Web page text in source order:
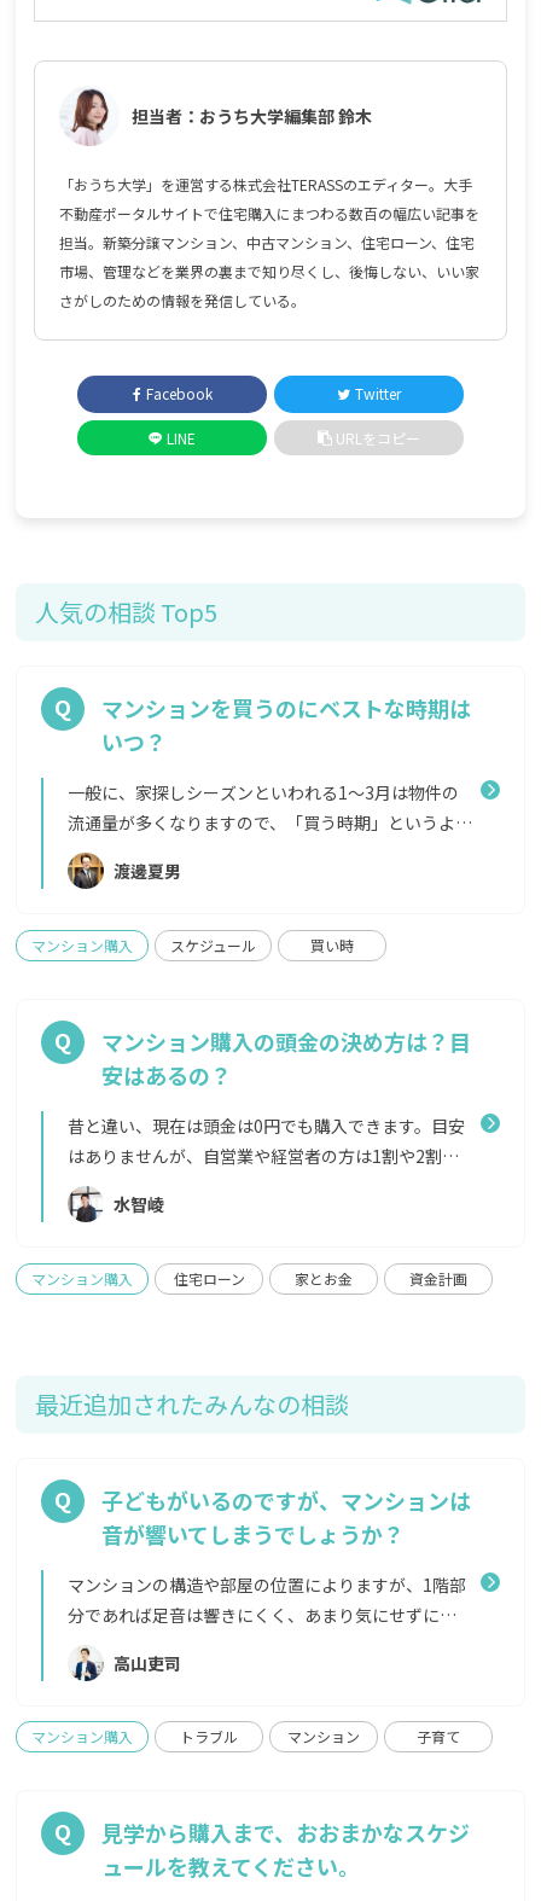
担当者：おうち大学編集部 鈴木
「おうち大学」を運営する株式会社TERASSのエディター。大手
不動産ポータルサイトで住宅購入にまつわる数百の幅広い記事を
担当。新築分譲マンション、中古マンション、住宅ローン、住宅
市場、管理などを業界の裏まで知り尽くし、後悔しない、いい家
さがしのための情報を発信している。
Facebook Twitter
LINE URLをコピー
人気の相談 Top5
マンションを買うのにベストな時期は
いつ？
一般に、家探しシーズンといわれる1〜3月は物件の
流通量が多くなりますので、「買う時期」というより
も、「家探しをスタートする時期」としてぴったり
なのは年明けからだと言われています。 ですが、そ
決してありません。 住宅購入は大きな買い物ですか
中古マンションでは、市場に出た個人や企業が持っ
ている物件を購入する形となります。家を売る理由は
ないうえに、一度市場に出たら数日でとられてしま
うようなこともあります。「こんな条件が出たら買お
う！」と事前に決めておくことが大事です。 また、
新築マンションの場合は、売り主はマンションを建
社の決算期が近くなると家具や家電などのキャンペ
気にせず早めに問い合わせてみることをおすすめし
渡邊夏男
マンション購入 スケジュール 買い時
マンション購入の頭金の決め方は？目
安はあるの？
昔と違い、現在は頭金は0円でも購入できます。目安
はありませんが、自営業や経営者の方は1割や2割の
準備を必須とする金融機関もあります。 頭金0円の場
合 メリット：手元に現金を多く残せるデメリット：
が多くなるため支払う利息も多くなる 頭金を入れる
から、無理に頭金を多く入れる必要はありません。
す。 また、頭金は最低限にして、残った現金を運用
したほうが、頭金を入れて利息を浮かせるよりも得
になる場合もあるので、ファイナンシャルプランナー
などにライフプランから資金計画を相談するとよい
でしょう。
水智崚
マンション購入 住宅ローン 家とお金 資金計画
最近追加されたみんなの相談
子どもがいるのですが、マンションは
音が響いてしまうでしょうか？
マンションの構造や部屋の位置によりますが、1階部
分であれば足音は響きにくく、あまり気にせずに子
どもを遊ばせられるでしょう。 とはいえ、音は壁伝
いにも響くことがあります。子どもの遊び場となる共
用することで日中気兼ねなく走り回ることも可能で
などで天井コンクリートあらわしにすると、見栄えは
とてもよいのですが、階を隔てる空間がなくなる
分、上下階の音が聞こえやすくなることがあります。
高山吏司
マンション購入 トラブル マンション 子育て
見学から購入まで、おおまかなスケジ
ュールを教えてください。